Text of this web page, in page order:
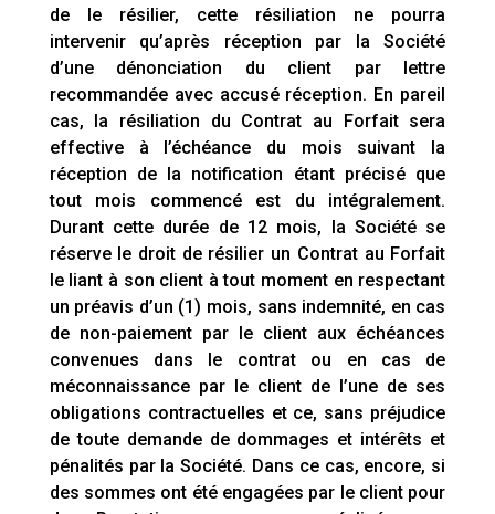
de le résilier, cette résiliation ne pourra
intervenir qu’après réception par la Société
d’une dénonciation du client par lettre
recommandée avec accusé réception. En pareil
cas, la résiliation du Contrat au Forfait sera
effective à l’échéance du mois suivant la
réception de la notification étant précisé que
tout mois commencé est du intégralement.
Durant cette durée de 12 mois, la Société se
réserve le droit de résilier un Contrat au Forfait
le liant à son client à tout moment en respectant
un préavis d’un (1) mois, sans indemnité, en cas
de non-paiement par le client aux échéances
convenues dans le contrat ou en cas de
méconnaissance par le client de l’une de ses
obligations contractuelles et ce, sans préjudice
de toute demande de dommages et intérêts et
pénalités par la Société. Dans ce cas, encore, si
des sommes ont été engagées par le client pour